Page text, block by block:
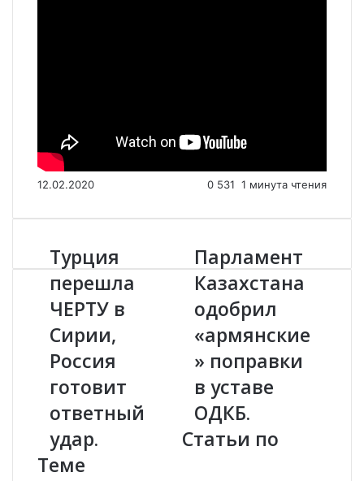
12.02.2020 0 531 1 минута чтения
Т
у
р
ц
я
п
е
р
ш
л
Ч
Турция
перешла
ЧЕРТУ в
Сирии,
Россия
готовит
ответный
удар.
П
а
р
л
а
м
н
т
К
а
з
Парламент
Казахстана
одобрил
«армянские
» поправки
в уставе
ОДКБ.
Статьи по
Теме